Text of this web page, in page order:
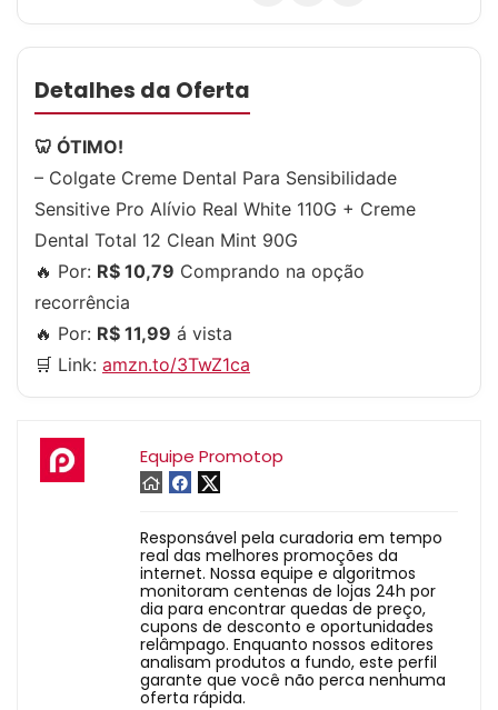
Detalhes da Oferta
🦷 ÓTIMO!
– Colgate Creme Dental Para Sensibilidade
Sensitive Pro Alívio Real White 110G + Creme
Dental Total 12 Clean Mint 90G
🔥 Por: R$ 10,79 Comprando na opção
recorrência
🔥 Por: R$ 11,99 á vista
🛒 Link: amzn.to/3TwZ1ca
Equipe Promotop
Responsável pela curadoria em tempo
real das melhores promoções da
internet. Nossa equipe e algoritmos
monitoram centenas de lojas 24h por
dia para encontrar quedas de preço,
cupons de desconto e oportunidades
relâmpago. Enquanto nossos editores
analisam produtos a fundo, este perfil
garante que você não perca nenhuma
oferta rápida.